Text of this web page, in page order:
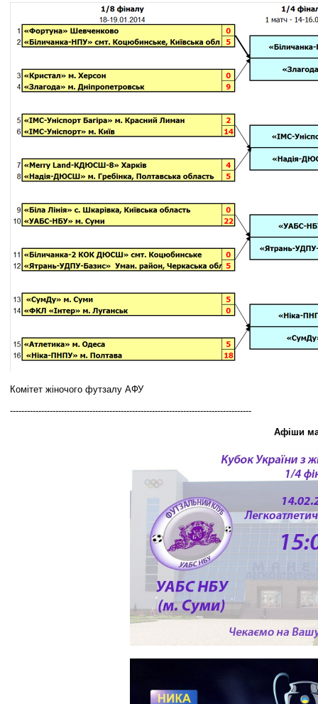
Комітет жіночого футзалу АФУ
-------------------------------------------------------------------------------------
Афіши